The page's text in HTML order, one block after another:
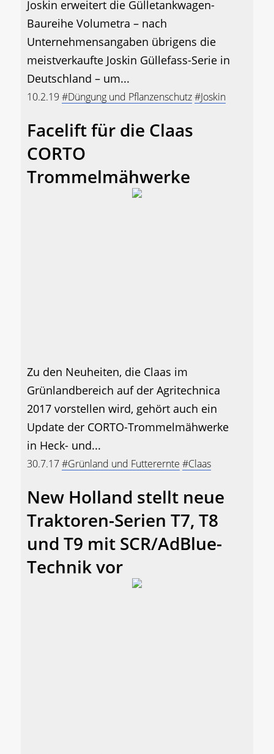
Joskin erweitert die Gülletankwagen-
Baureihe Volumetra – nach
Unternehmensangaben übrigens die
meistverkaufte Joskin Güllefass-Serie in
Deutschland – um...
10.2.19 #Düngung und Pflanzenschutz#Joskin
Facelift für die Claas
CORTO
Trommelmähwerke
Zu den Neuheiten, die Claas im
Grünlandbereich auf der Agritechnica
2017 vorstellen wird, gehört auch ein
Update der CORTO-Trommelmähwerke
in Heck- und...
30.7.17#Grünland und Futterernte #Claas
New Holland stellt neue
Traktoren-Serien T7, T8
und T9 mit SCR/AdBlue-
Technik vor